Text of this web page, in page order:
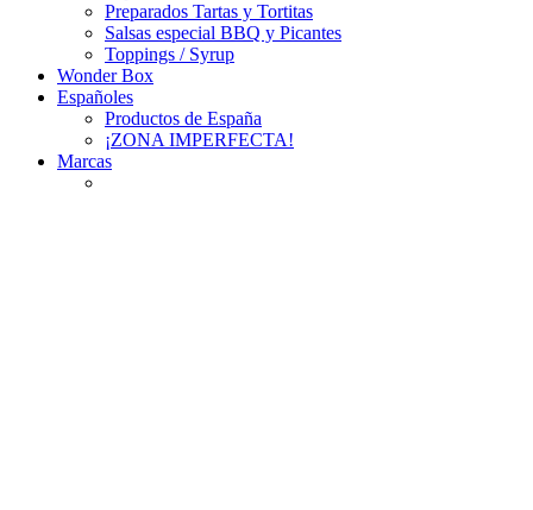
Preparados Tartas y Tortitas
Salsas especial BBQ y Picantes
Toppings / Syrup
Wonder Box
Españoles
Productos de España
¡ZONA IMPERFECTA!
Marcas